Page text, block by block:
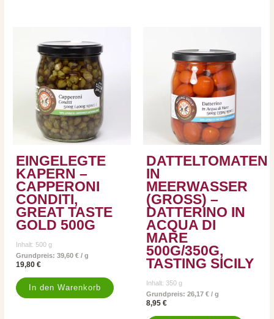
EINGELEGTE
KAPERN –
CAPPERONI
CONDITI,
GREAT TASTE
GOLD 500G
Inhalt: 500g
Grundpreis:39,60€ /g
19,80€
In den Warenkorb
DATTELTOMATEN
IN
MEERWASSER
(GROSS) – D
ATTERINO IN A
CQUA DI M
ARE 5
00G/350G, T
ASTING SICILY
Inhalt: 350 g
Grundpreis: 26,17 € / g
8,95 €